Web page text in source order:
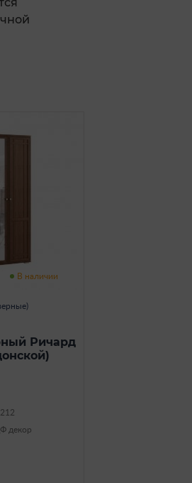
В наличии
Ричард
декор